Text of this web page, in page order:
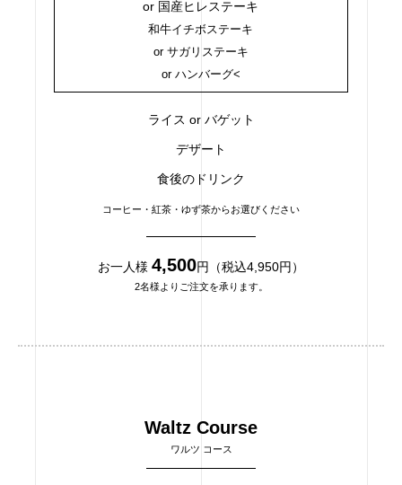
or 国産ヒレステーキ
和牛イチボステーキ
or サガリステーキ
or ハンバーグ<
ライス or バゲット
デザート
食後のドリンク
コーヒー・紅茶・ゆず茶からお選びください
お一人様 4,500円（税込4,950円）
2名様よりご注文を承ります。
Waltz Course
ワルツ コース